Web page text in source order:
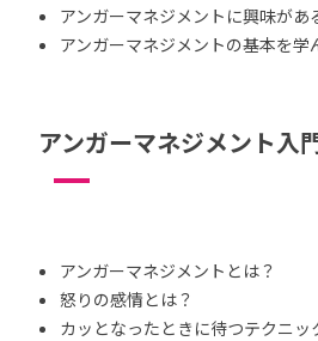
アンガーマネジメントに興味があ
アンガーマネジメントの基本を
アンガーマネジメント入
アンガーマネジメントとは？
怒りの感情とは？
カッとなったときに待つテクニッ